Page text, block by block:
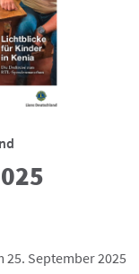
September 2025